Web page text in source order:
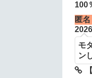
100
匿名
モ
ン